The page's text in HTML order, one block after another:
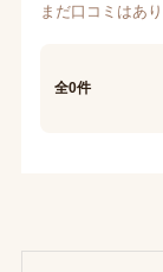
まだ口コミはあ
全0件